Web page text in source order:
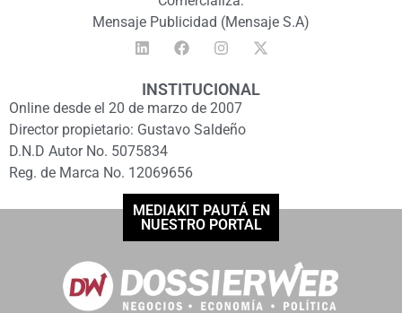
Mensaje Publicidad (Mensaje S.A)
INSTITUCIONAL
Online desde el 20 de marzo de 2007
Director propietario: Gustavo Saldeño
D.N.D Autor No. 5075834
Reg. de Marca No. 12069656
MEDIAKIT PAUTÁ EN
NUESTRO PORTAL